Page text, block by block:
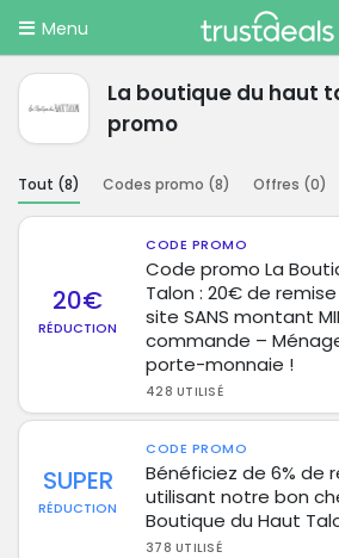
Menu
La boutique du haut
promo
Tout (8) Codes promo (8) Offres (0)
20€
RÉDUCTION
CODE PROMO
Code promo La
Talon : 20€ de
site SANS montant
commande –
porte-monnaie !
428 UTILISÉ
SUPER
RÉDUCTION
CODE PROMO
Bénéficiez de 6% de
utilisant notre bon
Boutique du Haut
378 UTILISÉ